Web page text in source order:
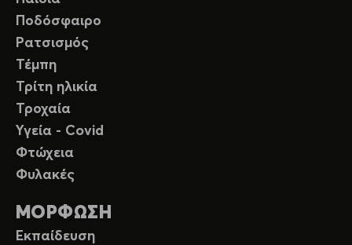
Ποδόσφαιρο
Ρατσισμός
Τέμπη
Τρίτη ηλικία
Τροχαία
Υγεία - Covid
Φτώχεια
Φυλακές
ΜΟΡΦΩΣΗ
Εκπαίδευση